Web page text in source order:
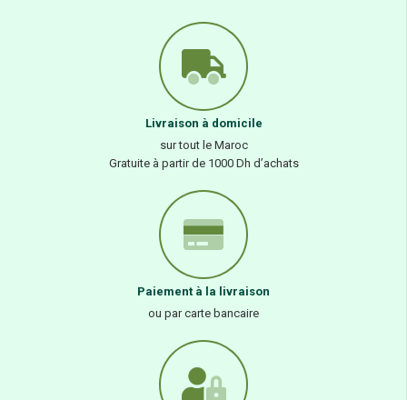
Livraison à domicile
sur tout le Maroc
Gratuite à partir de 1000 Dh d’achats
Paiement à la livraison
ou par carte bancaire